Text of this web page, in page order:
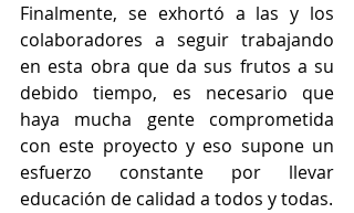
Finalmente, se exhortó a las y los
colaboradores a seguir trabajando
en esta obra que da sus frutos a su
debido tiempo, es necesario que
haya mucha gente comprometida
con este proyecto y eso supone un
esfuerzo constante por llevar
educación de calidad a todos y todas.